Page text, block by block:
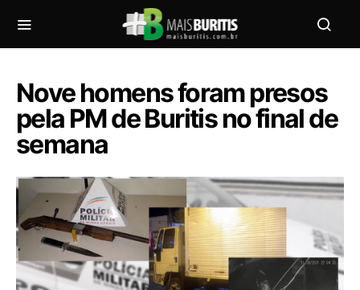
Nove homens foram presos
pela PM de Buritis no final de
semana